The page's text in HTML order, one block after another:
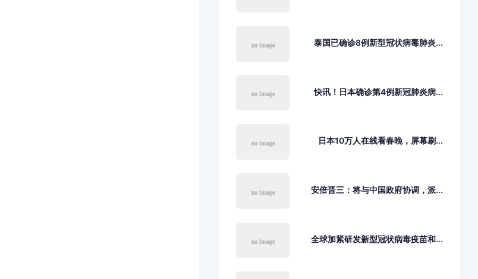
泰国已确诊8例新型冠状病毒肺炎...
快讯！日本确诊第4例新冠肺炎病...
日本10万人在线看春晚，屏幕刷...
安倍晋三：将与中国政府协调，派...
全球加紧研发新型冠状病毒疫苗和...